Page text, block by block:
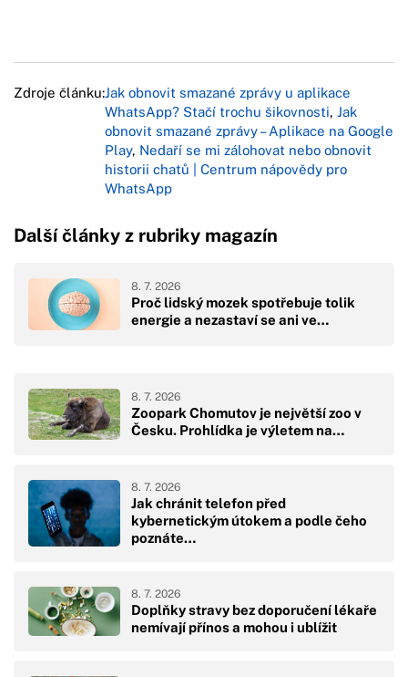
Zdroje článku:Jak obnovit smazané zprávy u aplikace
WhatsApp? Stačí trochu šikovnosti, Jak
obnovit smazané zprávy – Aplikace na Google
Play, Nedaří se mi zálohovat nebo obnovit
historii chatů | Centrum nápovědy pro
WhatsApp
Další články z rubriky magazín
Proč lidský mozek spotřebuje tolik
energie a nezastaví se ani ve…
8. 7. 2026
Zoopark Chomutov je největší zoo v
Česku. Prohlídka je výletem na…
8. 7. 2026
Jak chránit telefon před
kybernetickým útokem a podle čeho
poznáte…
8. 7. 2026
Doplňky stravy bez doporučení lékaře
nemívají přínos a mohou i ublížit
8. 7. 2026